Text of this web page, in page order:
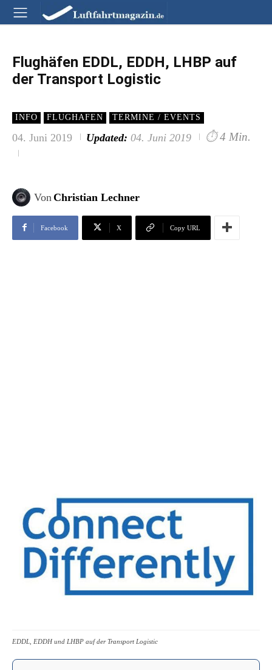
Flughäfen EDDL, EDDH, LHBP auf
der Transport Logistic
INFO FLUGHAFEN TERMINE / EVENTS
04. Juni 2019 Updated: 04. Juni 2019 ⏱ 4 Min.
Von Christian Lechner
Facebook X Copy URL
EDDL, EDDH und LHBP auf der Transport Logistic